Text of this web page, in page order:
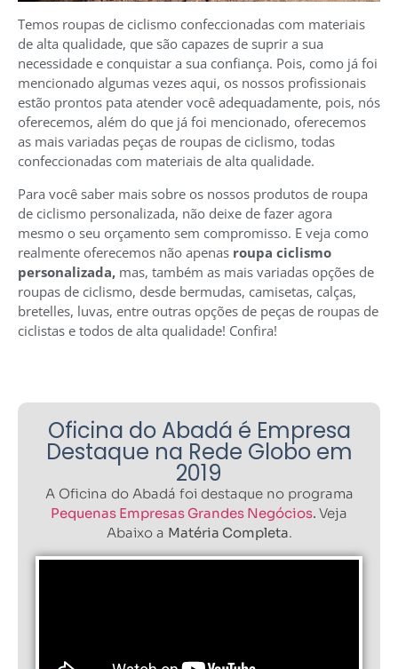
Temos roupas de ciclismo confeccionadas com materiais
de alta qualidade, que são capazes de suprir a sua
necessidade e conquistar a sua confiança. Pois, como já foi
mencionado algumas vezes aqui, os nossos profissionais
estão prontos pata atender você adequadamente, pois, nós
oferecemos, além do que já foi mencionado, oferecemos
as mais variadas peças de roupas de ciclismo, todas
confeccionadas com materiais de alta qualidade.
Para você saber mais sobre os nossos produtos de roupa
de ciclismo personalizada, não deixe de fazer agora
mesmo o seu orçamento sem compromisso. E veja como
realmente oferecemos não apenas roupa ciclismo
personalizada, mas, também as mais variadas opções de
roupas de ciclismo, desde bermudas, camisetas, calças,
bretelles, luvas, entre outras opções de peças de roupas de
ciclistas e todos de alta qualidade! Confira!
Oficina do Abadá é Empresa
Destaque na Rede Globo em
2019
A Oficina do Abadá foi destaque no programa
Pequenas Empresas Grandes Negócios. Veja
Abaixo a Matéria Completa.